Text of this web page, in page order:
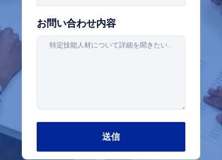
お問い合わせ内容